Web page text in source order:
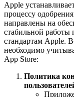
Apple
процессу
направлены на
стабильной
стандартам Apple.
необходимо
App Store:
Политика